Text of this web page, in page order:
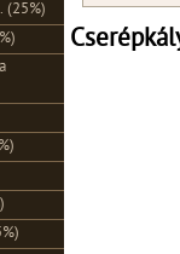
(25%)